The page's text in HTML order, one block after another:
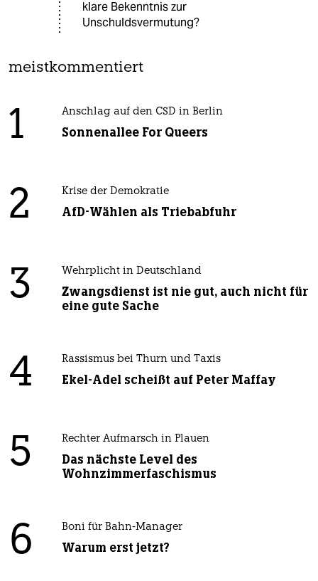
klare Bekenntnis zur
Unschuldsvermutung?
meistkommentiert
1 Anschlag auf den CSD in Berlin
Sonnenallee For Queers
2 Krise der Demokratie
AfD-Wählen als Triebabfuhr
3 Wehrplicht in Deutschland
Zwangsdienst ist nie gut, auch nicht für
eine gute Sache
4 Rassismus bei Thurn und Taxis
Ekel-Adel scheißt auf Peter Maffay
5 Rechter Aufmarsch in Plauen
Das nächste Level des
Wohnzimmerfaschismus
6 Boni für Bahn-Manager
Warum erst jetzt?